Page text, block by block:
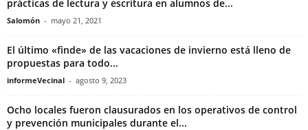
prácticas de lectura y escritura en alumnos de...
Salomón - mayo 21, 2021
El último «finde» de las vacaciones de invierno está lleno de
propuestas para todo...
informeVecinal - agosto 9, 2023
Ocho locales fueron clausurados en los operativos de control
y prevención municipales durante el...